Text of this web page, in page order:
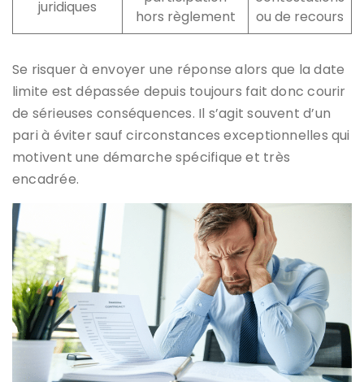
juridiques
hors règlement
ou de recours
Se risquer à envoyer une réponse alors que la date
limite est dépassée depuis toujours fait donc courir
de sérieuses conséquences. Il s’agit souvent d’un
pari à éviter sauf circonstances exceptionnelles qui
motivent une démarche spécifique et très
encadrée.